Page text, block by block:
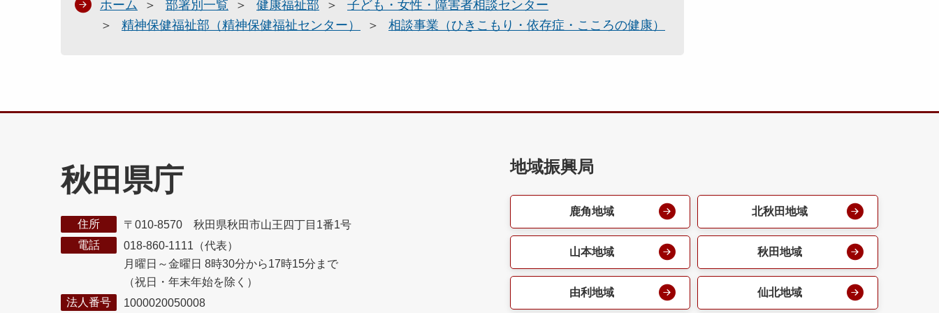
ホーム 部署別一覧 健康福祉部
子ども・女性・障害者相談センター
精神保健福祉部（精神保健福祉センター）
相談事業（ひきこもり・依存症・こころの健康）
秋田県庁
住所
〒010-8570 秋田県秋田市山王四丁目1番1号
電話
018-860-1111（代表）
月曜日～金曜日 8時30分から17時15分まで
（祝日・年末年始を除く）
法人番号
1000020050008
地域振興局
鹿角地域 北秋田地域
山本地域 秋田地域
由利地域 仙北地域